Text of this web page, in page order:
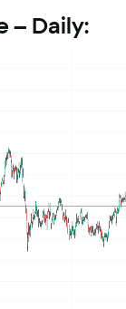
– Daily: